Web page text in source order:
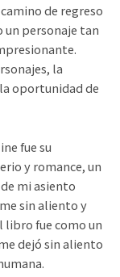
de regreso
un personaje tan
la
oportunidad de
fue su
y romance, un
mi asiento
sin aliento y
libro fue como un
dejó sin aliento